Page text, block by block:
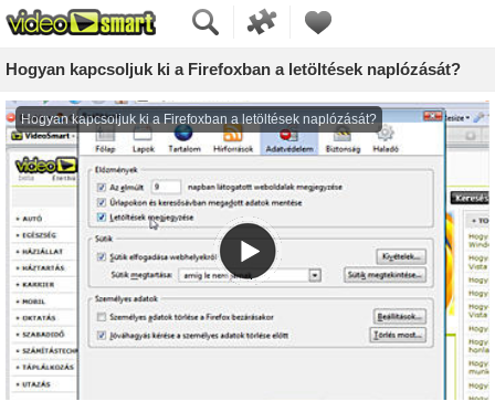
Hogyan kapcsoljuk ki a Firefoxban a letöltések naplózását?